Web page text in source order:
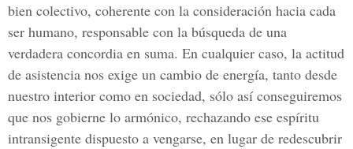
bien colectivo, coherente con la consideración hacia cada
ser humano, responsable con la búsqueda de una
verdadera concordia en suma. En cualquier caso, la actitud
de asistencia nos exige un cambio de energía, tanto desde
nuestro interior como en sociedad, sólo así conseguiremos
que nos gobierne lo armónico, rechazando ese espíritu
intransigente dispuesto a vengarse, en lugar de redescubrir